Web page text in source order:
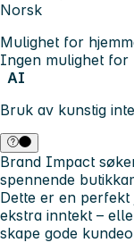
Norsk
Mulighet for
Ingen mulighet for
AI
Bruk av kunstig
Brand Impact
spennende
Dette er en
ekstra inntekt –
skape gode